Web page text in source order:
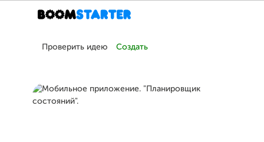
Проверить идею Создать